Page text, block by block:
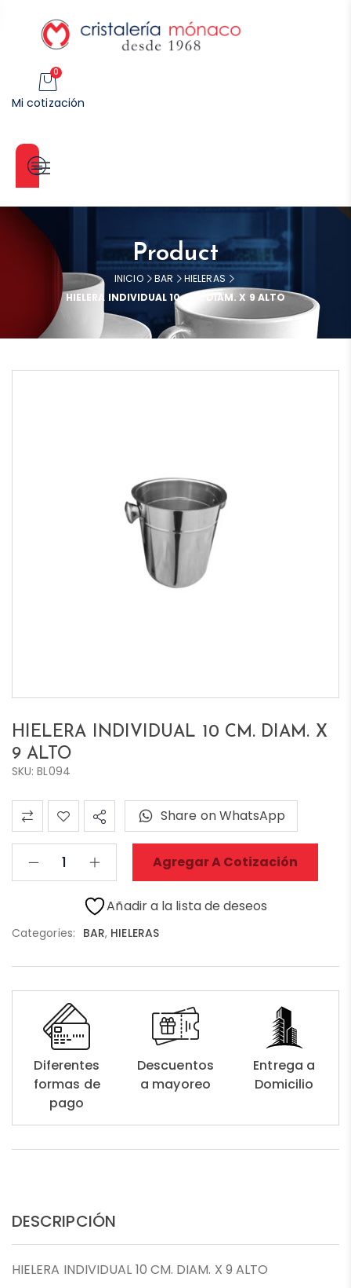
0
Mi cotización
Categorías
Product
INICIO BAR
HIELERAS
HIELERA INDIVIDUAL 10 CM. DIAM. X 9 ALTO
HIELERA INDIVIDUAL 10 CM. DIAM. X
9 ALTO
SKU: BL094
Agregar A Cotización
Share on WhatsApp
Añadir a la lista de deseos
Categories: BAR, HIELERAS
Diferentes
formas de
pago
Descuentos
a mayoreo
Entrega a
Domicilio
DESCRIPCIÓN
HIELERA INDIVIDUAL 10 CM. DIAM. X 9 ALTO